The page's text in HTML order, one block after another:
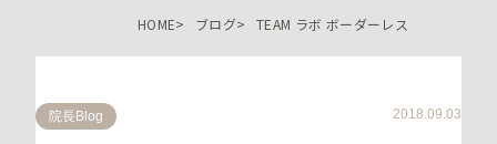
HOME ブログ TEAM ラボ ボーダーレス
院長Blog 2018.09.03